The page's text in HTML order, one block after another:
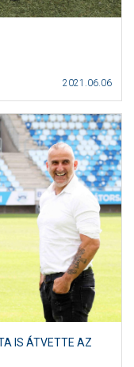
2021.06.06
IS ÁTVETTE AZ